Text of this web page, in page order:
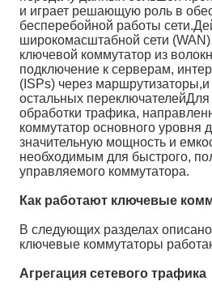
и играет решающую роль в
бесперебойной работы
широкомасштабной сети (WAN)
ключевой коммутатор из
подключение к серверам,
(ISPs) через маршрутизаторы,и
остальных
обработки трафика,
коммутатор основного уровня
значительную мощность и
необходимым для быстрого,
управляемого коммутатора.
Как работают ключевые
В следующих разделах
ключевые коммутаторы
Агрегация сетевого трафика